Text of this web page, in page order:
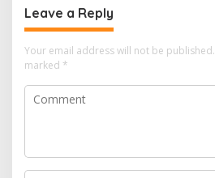
Leave a Reply
Your email address will not be published.
marked *